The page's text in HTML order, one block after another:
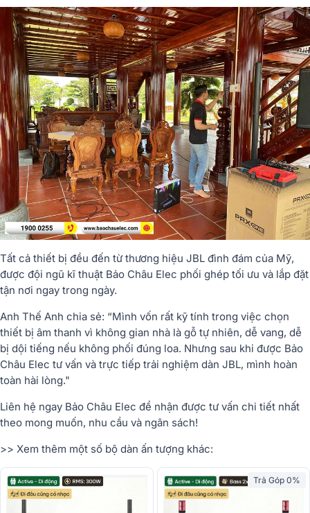
Tất cả thiết bị đều đến từ thương hiệu JBL đình đám của Mỹ,
được đội ngũ kĩ thuật Bảo Châu Elec phối ghép tối ưu và lắp đặt
tận nơi ngay trong ngày.
Anh Thế Anh chia sẻ: “Mình vốn rất kỹ tính trong việc chọn
thiết bị âm thanh vì không gian nhà là gỗ tự nhiên, dễ vang, dễ
bị dội tiếng nếu không phối đúng loa. Nhưng sau khi được Bảo
Châu Elec tư vấn và trực tiếp trải nghiệm dàn JBL, mình hoàn
toàn hài lòng."
Liên hệ ngay Bảo Châu Elec để nhận được tư vấn chi tiết nhất
theo mong muốn, nhu cầu và ngân sách!
>> Xem thêm một số bộ dàn ấn tượng khác:
Trả Góp 0%